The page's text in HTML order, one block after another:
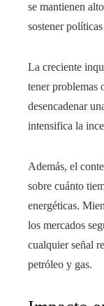
se mantienen
sostener
La creciente
tener problemas
desencadenar
intensifica la
Además, el
sobre cuánto
energéticas.
los mercados
cualquier señal
petróleo y gas.